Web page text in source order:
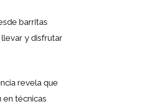
barritas
y disfrutar
revela que
en técnicas